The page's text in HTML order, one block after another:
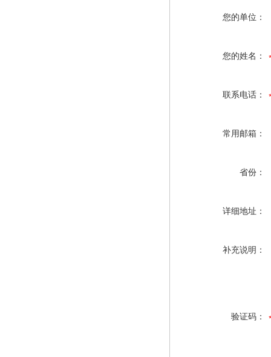
您的单位：
您的姓名：
联系电话：
常用邮箱：
省份：
详细地址：
补充说明：
验证码：